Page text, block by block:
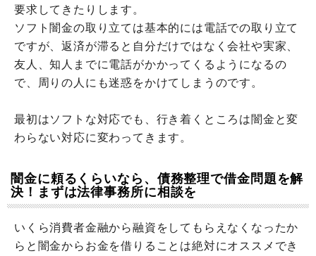
要求してきたりします。
ソフト闇金の取り立ては基本的には電話での取り立て
ですが、返済が滞ると自分だけではなく会社や実家、
友人、知人までに電話がかかってくるようになるの
で、周りの人にも迷惑をかけてしまうのです。
最初はソフトな対応でも、行き着くところは闇金と変
わらない対応に変わってきます。
闇金に頼るくらいなら、債務整理で借金問題を解
決！まずは法律事務所に相談を
いくら消費者金融から融資をしてもらえなくなったか
らと闇金からお金を借りることは絶対にオススメでき